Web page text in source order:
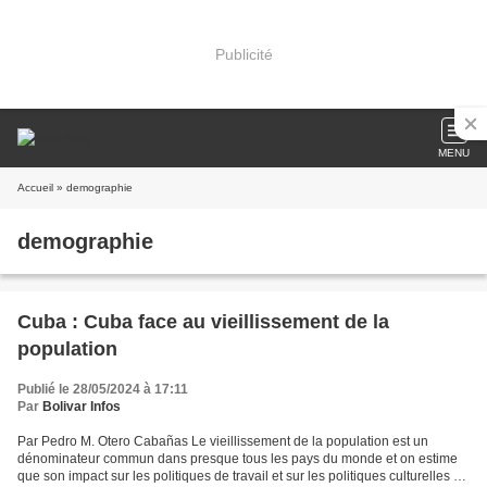
Publicité
MENU
Accueil » demographie
demographie
Cuba : Cuba face au vieillissement de la
population
Publié le 28/05/2024 à 17:11
Par Bolivar Infos
Par Pedro M. Otero Cabañas Le vieillissement de la population est un
dénominateur commun dans presque tous les pays du monde et on estime
que son impact sur les politiques de travail et sur les politiques culturelles et